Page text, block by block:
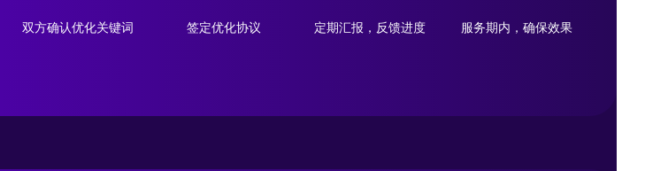
双方确认优化关键词 签定优化协议 定期汇报，反馈进度 服务期内，确保效果